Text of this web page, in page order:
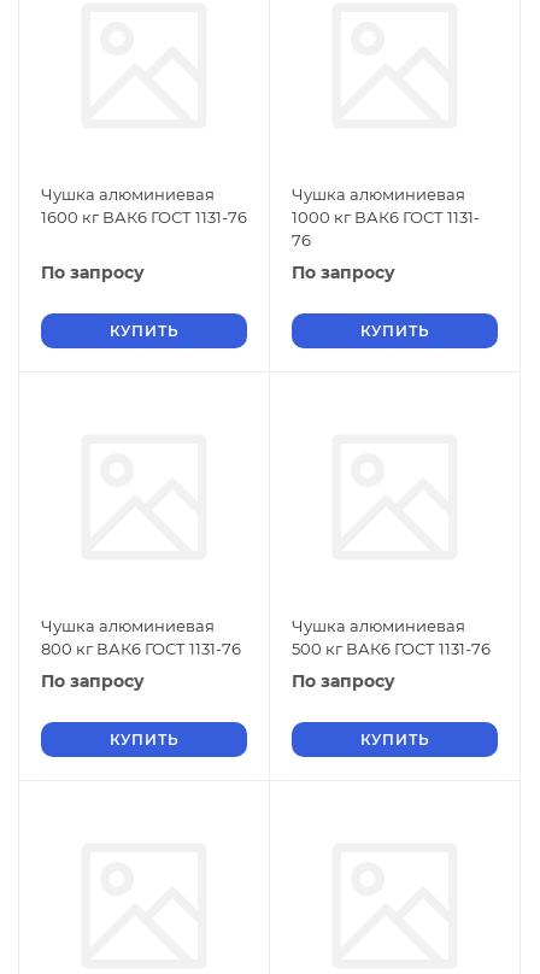
Чушка алюминиевая
1600 кг ВАК6 ГОСТ 1131-76
По запросу
КУПИТЬ
Чушка алюминиевая
1000 кг ВАК6 ГОСТ 1131-
76
По запросу
КУПИТЬ
Чушка алюминиевая
800 кг ВАК6 ГОСТ 1131-76
По запросу
КУПИТЬ
Чушка алюминиевая
500 кг ВАК6 ГОСТ 1131-76
По запросу
КУПИТЬ